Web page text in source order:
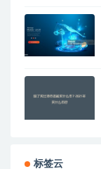
标签云